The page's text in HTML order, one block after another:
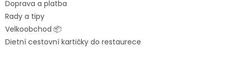
Doprava a platba
Rady a tipy
Velkoobchod 📦
Dietní cestovní kartičky do restaurece